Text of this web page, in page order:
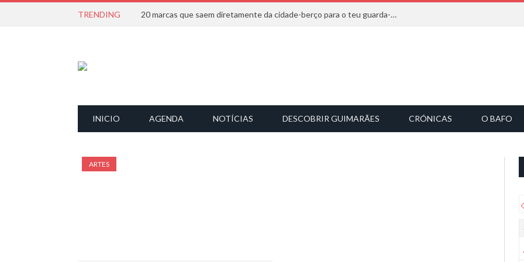
TRENDING 20 marcas que saem diretamente da cidade-berço para o teu guarda-roupa
INICIO AGENDA NOTÍCIAS DESCOBRIR GUIMARÃES CRÓNICAS O BAFO
ARTES